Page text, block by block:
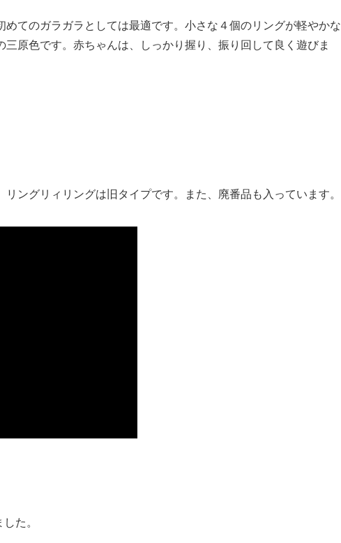
てのガラガラとしては最適です。小さな４個のリングが軽やかな
原色です。赤ちゃんは、しっかり握り、振り回して良く遊びま
ングリィリングは旧タイプです。また、廃番品も入っています。
た。